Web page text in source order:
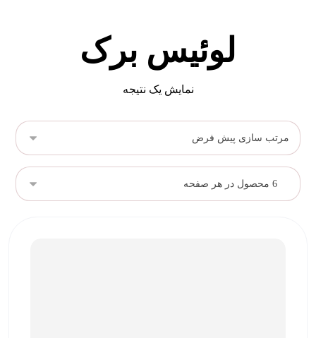
لوئیس برک
نمایش یک نتیجه